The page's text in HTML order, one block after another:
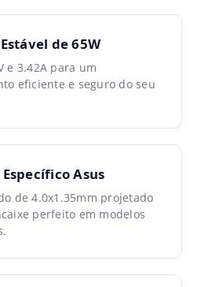
de 65W
e 3.42A para um
eficiente e seguro do seu
Asus
de 4.0x1.35mm projetado
perfeito em modelos